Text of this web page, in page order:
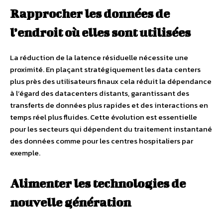
Rapprocher les données de
l’endroit où elles sont utilisées
La réduction de la latence résiduelle nécessite une
proximité. En plaçant stratégiquement les data centers
plus près des utilisateurs finaux cela réduit la dépendance
à l’égard des datacenters distants, garantissant des
transferts de données plus rapides et des interactions en
temps réel plus fluides. Cette évolution est essentielle
pour les secteurs qui dépendent du traitement instantané
des données comme pour les centres hospitaliers par
exemple.
Alimenter les technologies de
nouvelle génération